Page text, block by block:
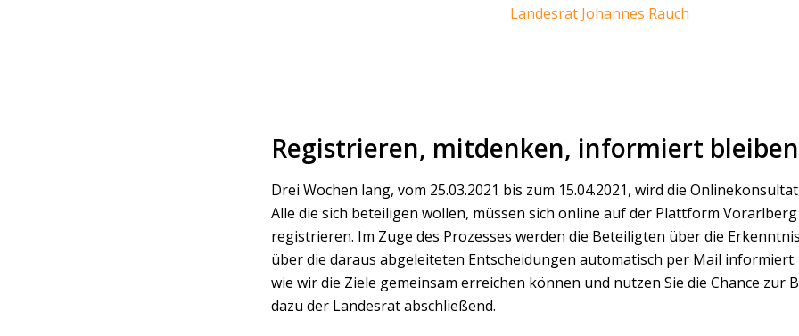
Landesrat Johannes Rauch
Registrieren, mitdenken, informiert bleiben
Drei Wochen lang, vom 25.03.2021 bis zum 15.04.2021, wird die
Alle die sich beteiligen wollen, müssen sich online auf der Plattform
registrieren. Im Zuge des Prozesses werden die Beteiligten über die
über die daraus abgeleiteten Entscheidungen automatisch per Mail informiert.
wie wir die Ziele gemeinsam erreichen können und nutzen Sie die Chance zur
dazu der Landesrat abschließend.